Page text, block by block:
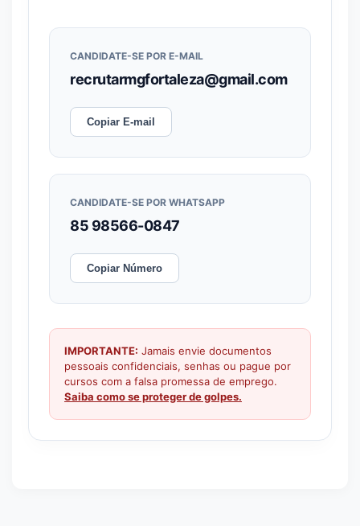
CANDIDATE-SE POR E-MAIL
recrutarmgfortaleza@gmail.com
Copiar E-mail
CANDIDATE-SE POR WHATSAPP
85 98566-0847
Copiar Número
IMPORTANTE: Jamais envie documentos
pessoais confidenciais, senhas ou pague por
cursos com a falsa promessa de emprego.
Saiba como se proteger de golpes.